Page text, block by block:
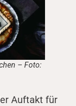
– Foto:
Auftakt für